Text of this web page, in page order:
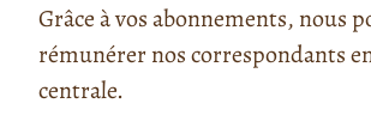
Grâce à vos abonnements, nous
rémunérer nos correspondants
centrale.